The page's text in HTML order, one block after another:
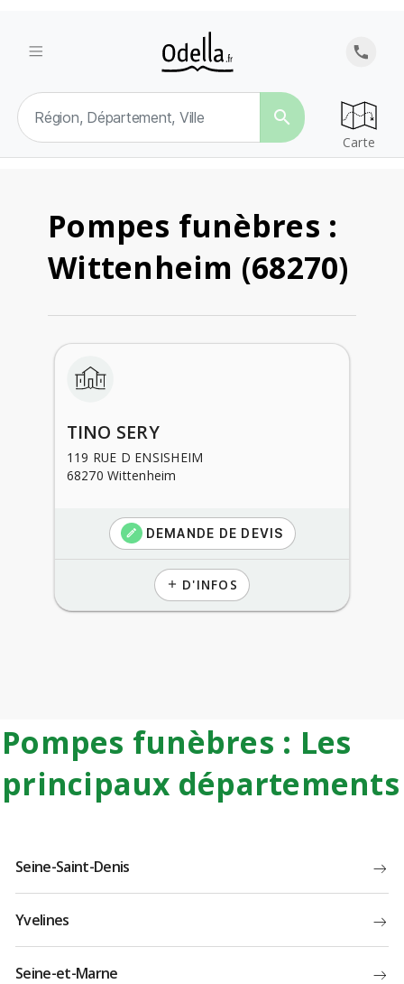
search
Carte
Pompes funèbres :
Wittenheim (68270)
TINO SERY
119 RUE D ENSISHEIM
68270 Wittenheim
create DEMANDE DE DEVIS
add D'INFOS
Pompes funèbres : Les
principaux départements
Seine-Saint-Denis
Yvelines
Seine-et-Marne